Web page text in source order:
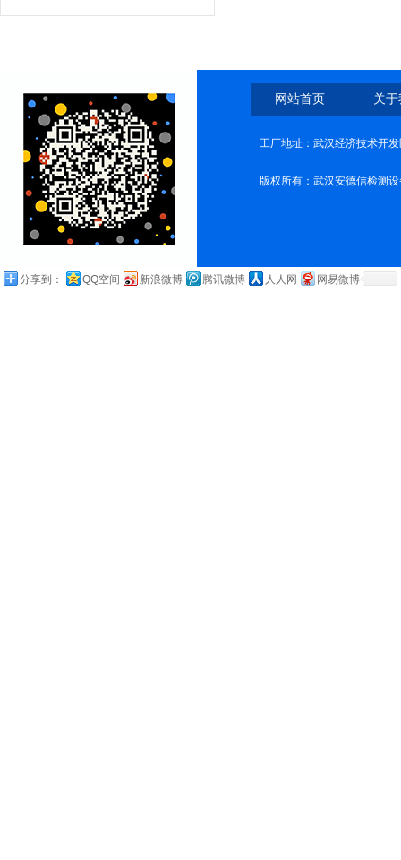
网站首页 关
工厂地址：武汉经济技术开
版权所有：武汉安德信检测
分享到： QQ空间 新浪微博 腾讯微博 人人网 网易微博